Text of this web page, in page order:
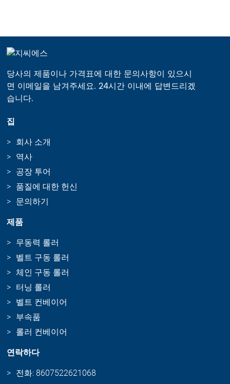
당사의 제품이나 가격표에 대한 문의사항이 있으시
면 이메일을 남겨주세요. 24시간 이내에 답변드리겠
습니다.
집
회사 소개
역사
공장 투어
품질에 대한 헌신
문의하기
제품
무동력 롤러
벨트 구동 롤러
체인 구동 롤러
터닝 롤러
벨트 컨베이어
부속품
롤러 컨베이어
연락하다
전화: 8607522621068